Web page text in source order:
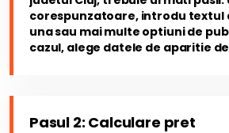
corespunzatoare, introdu textul
una sau mai multe optiuni de
cazul, alege datele de aparitie
Pasul 2: Calculare pret